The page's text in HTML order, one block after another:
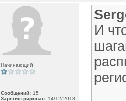
Начинающий
Сообщений: 15
Зарегистрирован: 14/12/2018
И